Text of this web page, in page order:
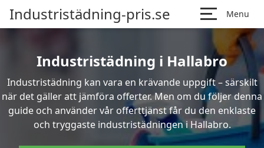
Industristädning-pris.se Menu
Industristädning i Hallabro
Industristädning kan vara en krävande uppgift – särskilt
när det gäller att jämföra offerter. Men om du följer denna
guide och använder vår offerttjänst får du den enklaste
och tryggaste industristädningen i Hallabro.